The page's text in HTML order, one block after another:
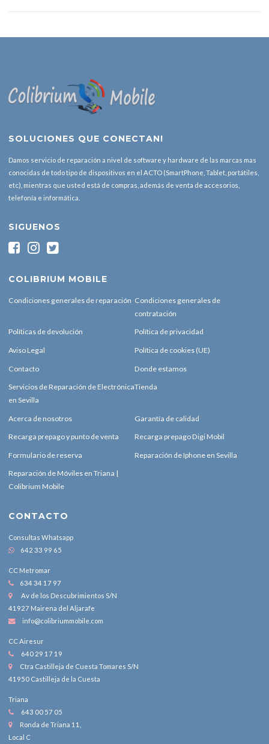
SOLUCIONES QUE CONECTAN!
Damos servicio de reparación a nivel de software y hardware de las marcas mas
conocidas de todo tipo de dispositivos en el ACTO (SmartPhone, Tablet, portátiles,
etc), mientras que usted está de compras, además de venta de accesorios,
telefonía e informática.
SIGUENOS
COLIBRIUM MOBILE
Condiciones generales de reparación Condiciones generales de
contratación
Políticas de devolución Política de privacidad
Aviso Legal Política de cookies (UE)
Contacto Donde estamos
Servicios de Reparación de Electrónica
en Sevilla
Tienda
Acerca de nosotros Garantía de calidad
Recarga prepago y punto de venta Recarga prepago Digi Mobil
Formulario de reserva Reparación de Iphone en Sevilla
Reparación de Móviles en Triana |
Colibrium Mobile
CONTACTO
Consultas Whatsapp
642 33 99 65
CC Metromar
634 34 17 97
Av de los Descubrimientos S/N
41927 Mairena del Aljarafe
info@colibriummobile.com
CC Airesur
640 29 17 19
Ctra Castilleja de Cuesta Tomares S/N
41950 Castilleja de la Cuesta
Triana
643 00 57 05
Ronda de Triana 11,
Local C